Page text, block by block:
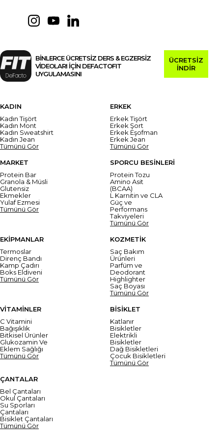
BİNLERCE ÜCRETSİZ DERS & EGZERSİZ
VİDEOLARI İÇİN DEFACTOFIT
UYGULAMASINI
ÜCRETSİZ
İNDİR
KADIN
Kadın Tişört
Kadın Mont
Kadın Sweatshirt
Kadın Jean
Tümünü Gör
ERKEK
Erkek Tişört
Erkek Şort
Erkek Eşofman
Erkek Jean
Tümünü Gör
MARKET
Protein Bar
Granola & Müsli
Glutensiz
Ekmekler
Yulaf Ezmesi
Tümünü Gör
SPORCU BESİNLERİ
Protein Tozu
Amino Asit
(BCAA)
L Karnitin ve CLA
Güç ve
Performans
Takviyeleri
Tümünü Gör
EKİPMANLAR
Termoslar
Direnç Bandı
Kamp Çadırı
Boks Eldiveni
Tümünü Gör
KOZMETİK
Saç Bakım
Ürünleri
Parfüm ve
Deodorant
Highlighter
Saç Boyası
Tümünü Gör
VİTAMİNLER
C Vitamini
Bağışıklık
Bitkisel Ürünler
Glukozamin Ve
Eklem Sağlığı
Tümünü Gör
BİSİKLET
Katlanır
Bisikletler
Elektrikli
Bisikletler
Dağ Bisikletleri
Çocuk Bisikletleri
Tümünü Gör
ÇANTALAR
Bel Çantaları
Okul Çantaları
Su Sporları
Çantaları
Bisiklet Çantaları
Tümünü Gör